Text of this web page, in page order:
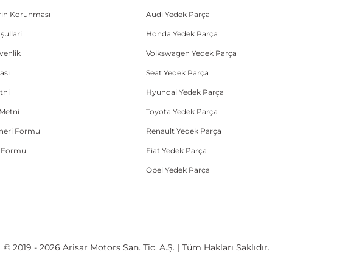
Korunması
Formu
Formu
Audi Yedek Parça
Honda Yedek Parça
Volkswagen Yedek Parça
Seat Yedek Parça
Hyundai Yedek Parça
Toyota Yedek Parça
Renault Yedek Parça
Fiat Yedek Parça
Opel Yedek Parça
© 2019 - 2026 Arisar Motors San. Tic. A.Ş. | Tüm Hakları Saklıdır.